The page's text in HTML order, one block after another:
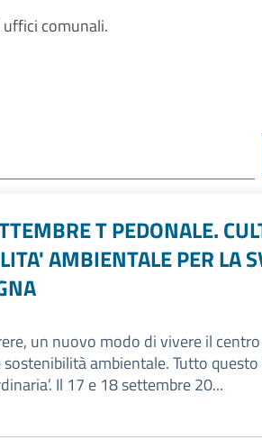
comunali.
T PEDONALE.
AMBIENTALE PER LA
un nuovo modo di vivere il
ambientale. Tutto
Il 17 e 18 settembre 20...